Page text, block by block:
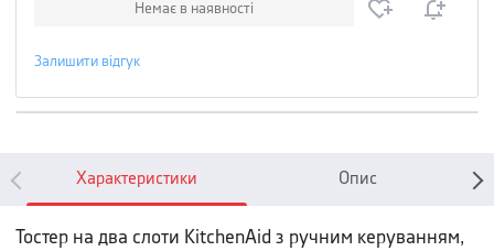
Немає в наявності
Залишити відгук
Характеристики Опис
Тостер на два слоти KitchenAid з ручним керуванням,